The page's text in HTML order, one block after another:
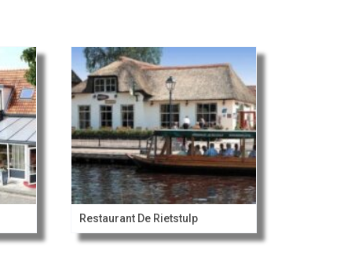
Restaurant De Rietstulp